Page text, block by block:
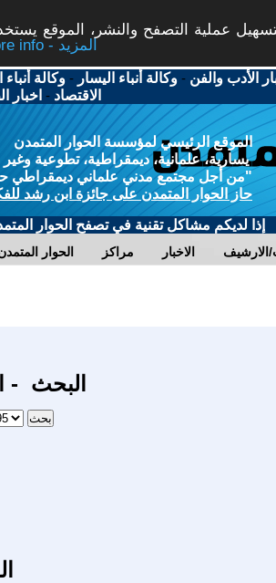
عملية التصفح والنشر، الموقع
More info - المزيد
الأدب والفن -وكالة أنباء اليسار -وكالة أنباء
الاقتصاد - اخبار
الموقع الرئيسي لمؤسسة الحوار المتمدن
يسارية، علمانية، ديمقراطية، تطوعية وغير
"من أجل مجتمع مدني علماني ديمقراطي
حاز الحوار المتمدن على جائزة ابن رشد
إذا لديكم مشاكل تقنية في تصفح الحوار
الحوار مراكز الاخبار الارشيف
البحث -